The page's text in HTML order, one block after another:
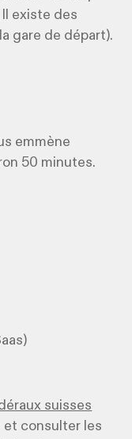
existe des
gare de départ).
emmène
50 minutes.
suisses
et consulter les